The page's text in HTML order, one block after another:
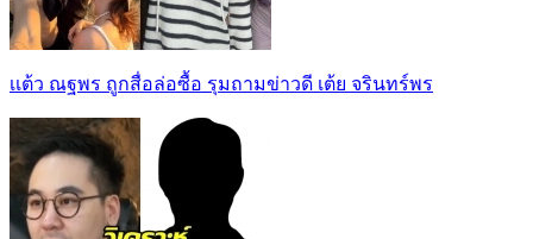
เเต้ว ณฐพร ถูกสื่อล่อซื้อ รุมถามข่าวดี เต้ย จรินทร์พร